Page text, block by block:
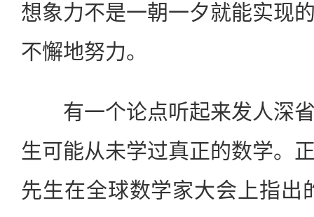
想象力不是一朝一夕就能实现
不懈地努力。
有一个论点听起来发人深省
生可能从未学过真正的数学。
先生在全球数学家大会上指出